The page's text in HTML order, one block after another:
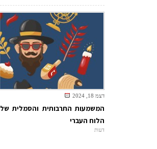
דצמ 18, 2024
המשמעות התרבותית והסמלית של
הלוח העברי
דעות